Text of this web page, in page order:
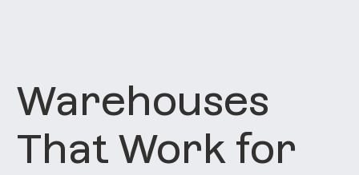
Warehouses
That Work for